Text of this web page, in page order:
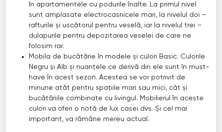
în apartamentele cu podurile înalte. La primul nivel
sunt amplasate electrocasnicele mari, la nivelul doi –
rafturile și uscătorul pentru veselă, iar la nivelul trei –
dulapurile pentru depozitarea veselei de care ne
folosim rar.
Mobila de bucătărie în modele și culori Basic. Culorile
Negru și Alb și nuanțele ce derivă din ele sunt în must-
have în acest sezon. Acestea se vor potrivit de
minune atât pentru spațiile mari sau mici, cât și
bucătăriile combinate cu livingul. Mobilierul în aceste
culori va oferi o notă de lux casei dvs. Și cel mai
important, va rămâne mereu actual.